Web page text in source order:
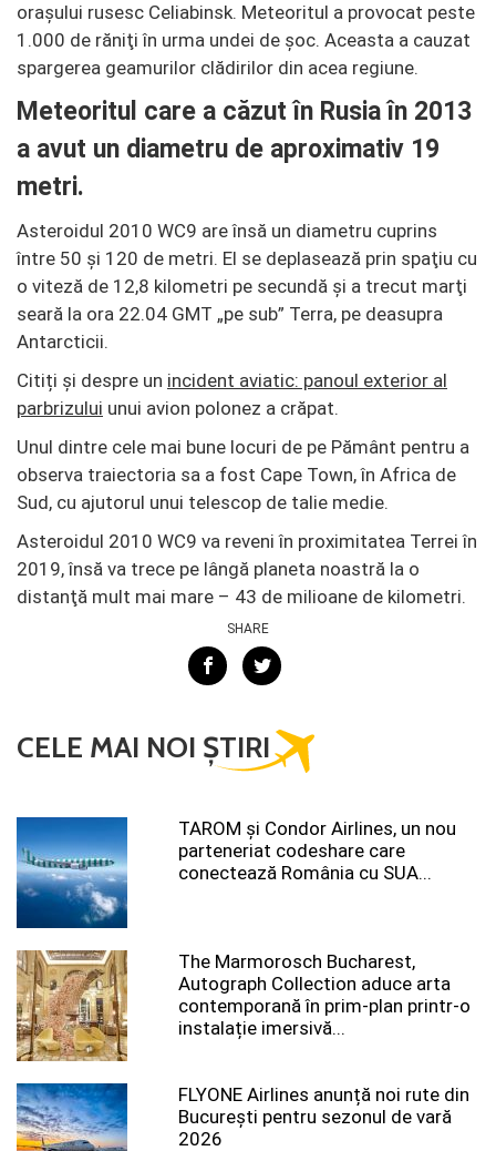
oraşului rusesc Celiabinsk. Meteoritul a provocat peste
1.000 de răniţi în urma undei de şoc. Aceasta a cauzat
spargerea geamurilor clădirilor din acea regiune.
Meteoritul care a căzut în Rusia în 2013
a avut un diametru de aproximativ 19
metri.
Asteroidul 2010 WC9 are însă un diametru cuprins
între 50 şi 120 de metri. El se deplasează prin spaţiu cu
o viteză de 12,8 kilometri pe secundă şi a trecut marţi
seară la ora 22.04 GMT „pe sub” Terra, pe deasupra
Antarcticii.
Citiți și despre un incident aviatic: panoul exterior al
parbrizului unui avion polonez a crăpat.
Unul dintre cele mai bune locuri de pe Pământ pentru a
observa traiectoria sa a fost Cape Town, în Africa de
Sud, cu ajutorul unui telescop de talie medie.
Asteroidul 2010 WC9 va reveni în proximitatea Terrei în
2019, însă va trece pe lângă planeta noastră la o
distanţă mult mai mare – 43 de milioane de kilometri.
SHARE
CELE MAI NOI ȘTIRI
TAROM şi Condor Airlines, un nou
parteneriat codeshare care
conectează România cu SUA...
The Marmorosch Bucharest,
Autograph Collection aduce arta
contemporană în prim-plan printr-o
instalație imersivă...
FLYONE Airlines anunță noi rute din
București pentru sezonul de vară
2026